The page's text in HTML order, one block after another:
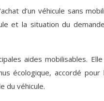
d’un véhicule sans
et la situation du
aides mobilisables.
écologique, accordé
du véhicule.